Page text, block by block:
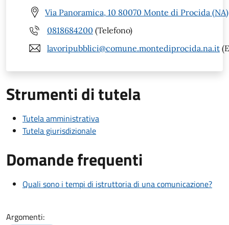
Via Panoramica, 10 80070 Monte di Procida (NA)
0818684200 (Telefono)
lavoripubblici@comune.montediprocida.na.it
Strumenti di tutela
Tutela amministrativa
Tutela giurisdizionale
Domande frequenti
Quali sono i tempi di istruttoria di una comunicazione?
Argomenti: